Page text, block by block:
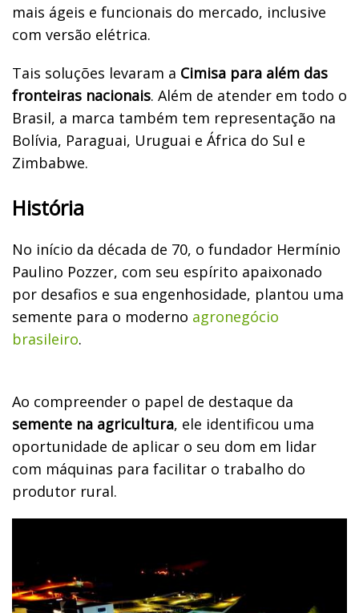
mais ágeis e funcionais do mercado, inclusive
com versão elétrica.
Tais soluções levaram a Cimisa para além das
fronteiras nacionais. Além de atender em todo o
Brasil, a marca também tem representação na
Bolívia, Paraguai, Uruguai e África do Sul e
Zimbabwe.
História
No início da década de 70, o fundador Hermínio
Paulino Pozzer, com seu espírito apaixonado
por desafios e sua engenhosidade, plantou uma
semente para o moderno agronegócio
brasileiro.
Ao compreender o papel de destaque da
semente na agricultura, ele identificou uma
oportunidade de aplicar o seu dom em lidar
com máquinas para facilitar o trabalho do
produtor rural.